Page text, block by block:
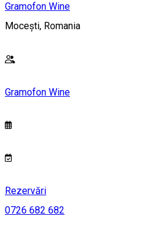
Gramofon Wine
Mocești, Romania
Gramofon Wine
Rezervări
0726 682 682